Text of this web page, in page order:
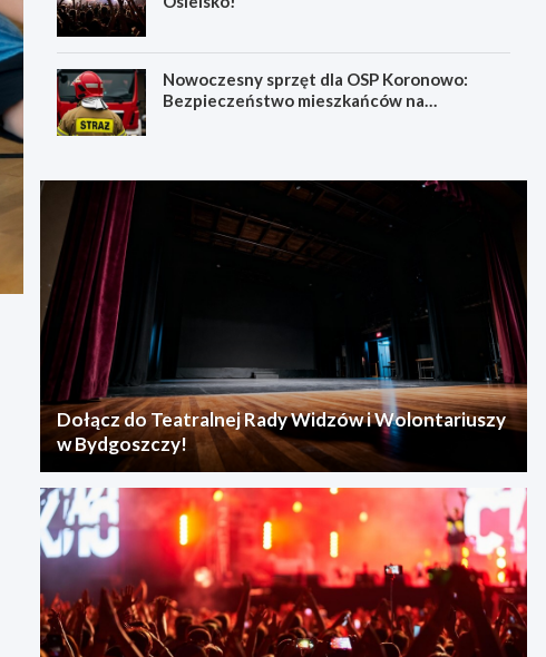
Nowoczesny sprzęt dla OSP Koronowo:
Bezpieczeństwo mieszkańców na
Dołącz do Teatralnej Rady Widzów i Wolontariuszy
w Bydgoszczy!